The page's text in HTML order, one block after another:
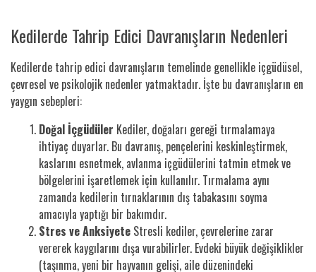
Kedilerde Tahrip Edici Davranışların Nedenleri
Kedilerde tahrip edici davranışların temelinde genellikle içgüdüsel,
çevresel ve psikolojik nedenler yatmaktadır. İşte bu davranışların en
yaygın sebepleri:
Doğal İçgüdüler Kediler, doğaları gereği tırmalamaya
ihtiyaç duyarlar. Bu davranış, pençelerini keskinleştirmek,
kaslarını esnetmek, avlanma içgüdülerini tatmin etmek ve
bölgelerini işaretlemek için kullanılır. Tırmalama aynı
zamanda kedilerin tırnaklarının dış tabakasını soyma
amacıyla yaptığı bir bakımdır.
Stres ve Anksiyete Stresli kediler, çevrelerine zarar
vererek kaygılarını dışa vurabilirler. Evdeki büyük değişiklikler
(taşınma, yeni bir hayvanın gelişi, aile düzenindeki